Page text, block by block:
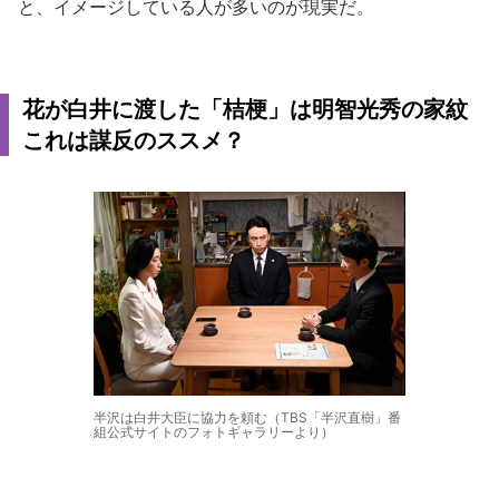
と、イメージしている人が多いのが現実だ。
花が白井に渡した「桔梗」は明智光秀の家紋
これは謀反のススメ？
半沢は白井大臣に協力を頼む（TBS「半沢直樹」番
組公式サイトのフォトギャラリーより）